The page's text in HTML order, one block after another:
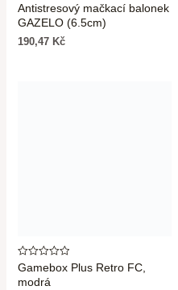
Hodnocení
0
z
Antistresový mačkací balonek
GAZELO (6.5cm)
190,47 Kč
Hodnocení
0
z
Gamebox Plus Retro FC,
modrá